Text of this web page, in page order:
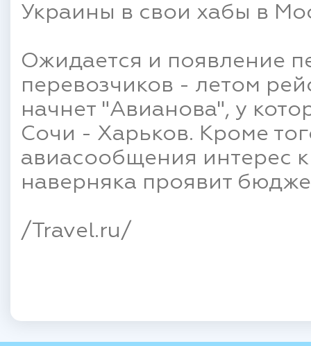
Украины в свои хабы в
Ожидается и появление
перевозчиков - летом
начнет "Авианова", у
Сочи - Харьков. Кроме
авиасообщения интерес
наверняка проявит
/Travel.ru/